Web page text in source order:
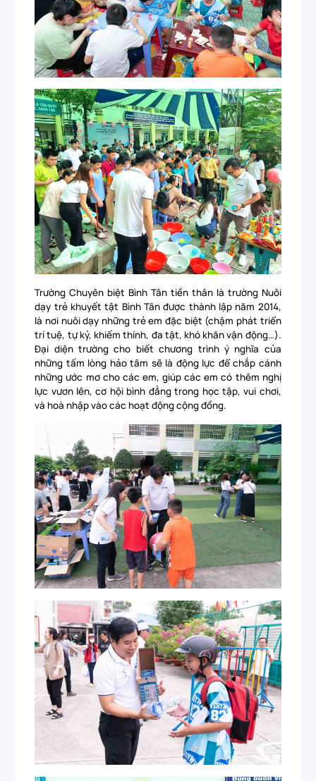
Trường Chuyên biệt Bình Tân tiền thân là trường Nuôi
dạy trẻ khuyết tật Bình Tân được thành lập năm 2014,
là nơi nuôi dạy những trẻ em đặc biệt (chậm phát triển
trí tuệ, tự kỷ, khiếm thính, đa tật, khó khăn vận động…).
Đại diện trường cho biết chương trình ý nghĩa của
những tấm lòng hảo tâm sẽ là động lực để chắp cánh
những ước mơ cho các em, giúp các em có thêm nghị
lực vươn lên, cơ hội bình đẳng trong học tập, vui chơi,
và hoà nhập vào các hoạt động cộng đồng.